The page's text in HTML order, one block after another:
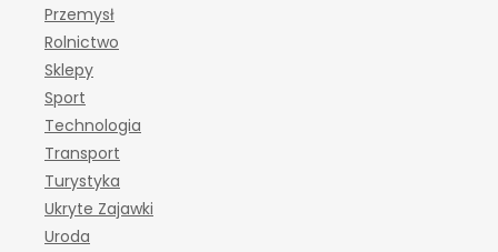
Przemysł
Rolnictwo
Sklepy
Sport
Technologia
Transport
Turystyka
Ukryte Zajawki
Uroda